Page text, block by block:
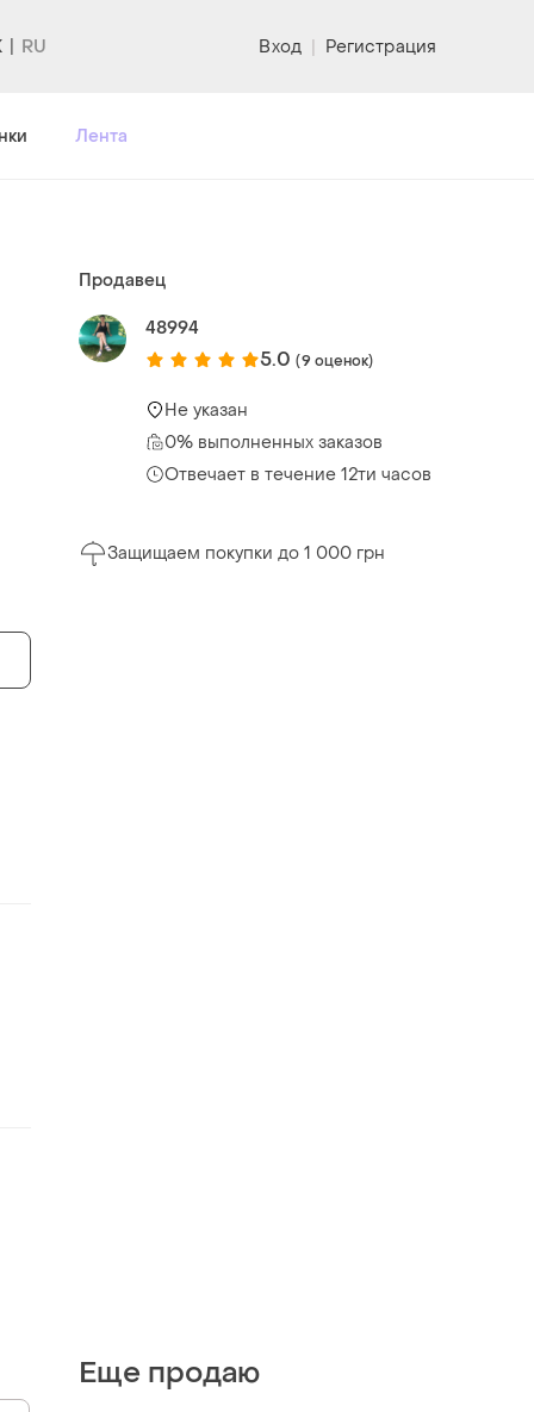
Вход | Регистрация
Лента
Продавец
48994
5.0 (9 оценок)
Не указан
0% выполненных заказов
Отвечает в течение 12ти часов
Защищаем покупки до 1 000 грн
Еще продаю